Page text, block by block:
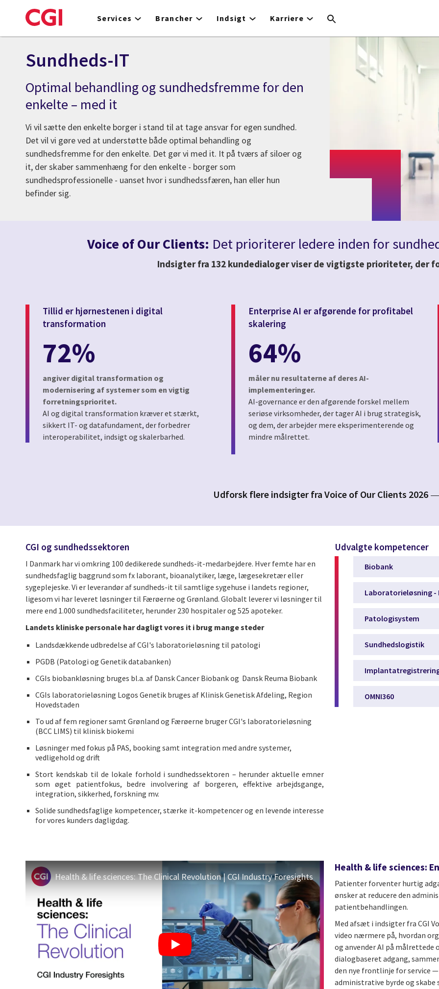
to
Services Brancher Indsigt Karriere
Sundheds-IT
Optimal behandling og sundhedsfremme for den
enkelte – med it
Vi vil sætte den enkelte borger i stand til at tage ansvar for egen sundhed.
Det vil vi gøre ved at understøtte både optimal behandling og
sundhedsfremme for den enkelte. Det gør vi med it. It på tværs af siloer og
it, der skaber sammenhæng for den enkelte - borger som
sundhedsprofessionelle - uanset hvor i sundhedssfæren, han eller hun
befinder sig.
Voice of Our Clients: Det prioriterer ledere inden for
Indsigter fra 132 kundedialoger viser de vigtigste prioriteter, der
Tillid er hjørnestenen i digital
transformation
72%
angiver digital transformation og
modernisering af systemer som en vigtig
forretningsprioritet.
AI og digital transformation kræver et stærkt,
sikkert IT- og datafundament, der forbedrer
interoperabilitet, indsigt og skalerbarhed.
Enterprise AI er afgørende for profitabel
skalering
64%
måler nu resultaterne af deres AI-
implementeringer.
AI-governance er den afgørende forskel mellem
seriøse virksomheder, der tager AI i brug strategisk,
og dem, der arbejder mere eksperimenterende og
mindre målrettet.
Udforsk flere indsigter fra Voice of Our Clients 2026
CGI og sundhedssektoren
I Danmark har vi omkring 100 dedikerede sundheds-it-medarbejdere. Hver femte har en
sundhedsfaglig baggrund som fx laborant, bioanalytiker, læge, lægesekretær eller
sygeplejeske. Vi er leverandør af sundheds-it til samtlige sygehuse i landets regioner,
ligesom vi har leveret løsninger til Færøerne og Grønland. Globalt leverer vi løsninger til
mere end 1.000 sundhedsfaciliteter, herunder 230 hospitaler og 525 apoteker.
Landets kliniske personale har dagligt vores it i brug mange steder
Landsdækkende udbredelse af CGI's laboratorieløsning til patologi
PGDB (Patologi og Genetik databanken)
CGIs biobankløsning bruges bl.a. af Dansk Cancer Biobank og Dansk Reuma Biobank
CGIs laboratorieløsning Logos Genetik bruges af Klinisk Genetisk Afdeling, Region
Hovedstaden
To ud af fem regioner samt Grønland og Færøerne bruger CGI's laboratorieløsning
(BCC LIMS) til klinisk biokemi
Løsninger med fokus på PAS, booking samt integration med andre systemer,
vedligehold og drift
Stort kendskab til de lokale forhold i sundhedssektoren – herunder aktuelle emner
som øget patientfokus, bedre involvering af borgeren, effektive arbejdsgange,
integration, sikkerhed, forskning mv.
Solide sundhedsfaglige kompetencer, stærke it-kompetencer og en levende interesse
for vores kunders dagligdag.
Udvalgte kompetencer
Biobank
Laboratorieløsning -
Patologisystem
Sundhedslogistik
Implantatregistrering
OMNI360
Health & life sciences: The Clinical Revolution | CGI Industry Foresights
Health & life sciences:
Patienter forventer hurtig
ønsker at reducere den
patientbehandlingen.
Med afsæt i indsigter fra CGI
video nærmere på, hvordan
og anvender AI på målrettede
dialogbaseret adgang,
den nye frontlinje for service
administrative byrde og